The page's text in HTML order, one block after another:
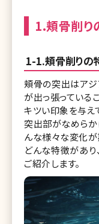
1.頬骨削り
1-1.頬骨削りの
頬骨の突出はアジ
が出っ張っている
キツい印象を与え
突出部がなめらか
んな様々な変化が
どんな特徴があ
ご紹介します。